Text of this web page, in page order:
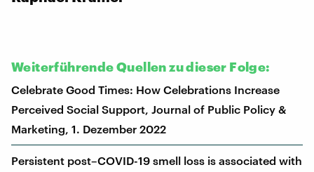
Weiterführende Quellen zu dieser Folge:
Celebrate Good Times: How Celebrations Increase
Perceived Social Support, Journal of Public Policy &
Marketing, 1. Dezember 2022
Persistent post–COVID-19 smell loss is associated with